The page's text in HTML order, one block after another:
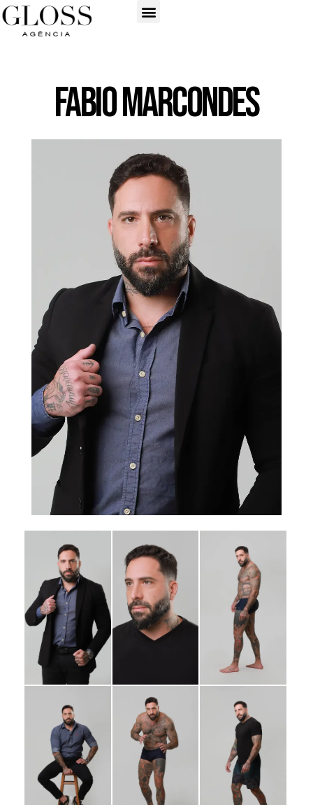
Fabio Marcondes